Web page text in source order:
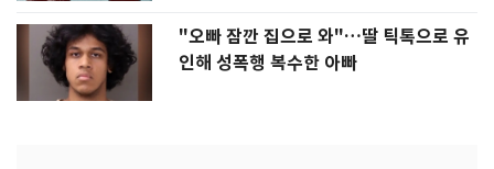
"오빠 잠깐 집으로 와"…딸 틱톡으로 유
인해 성폭행 복수한 아빠